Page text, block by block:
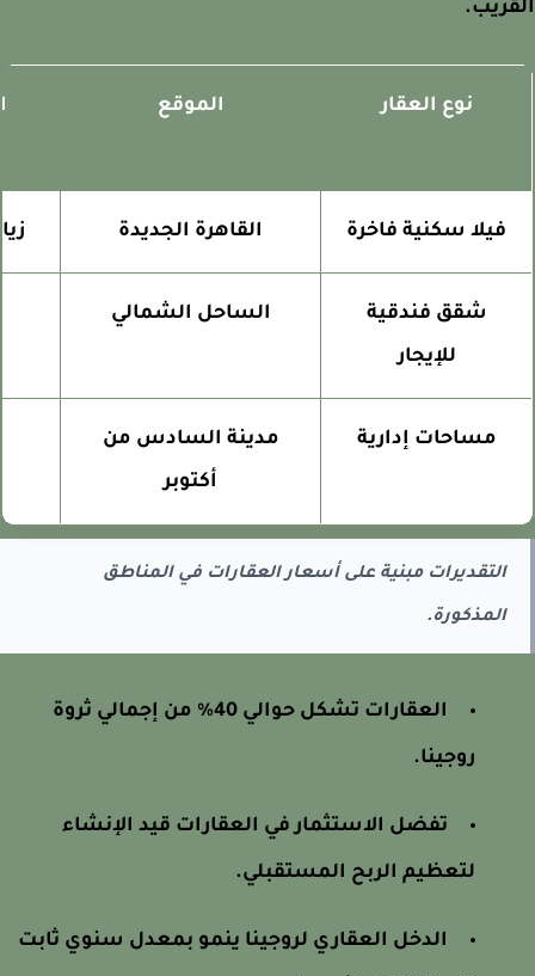
نوع العقار الموقع
فيلا سكنية فاخرة القاهرة الجديدة
شقق فندقية
للإيجار
الساحل الشمالي
مساحات إدارية
مدينة السادس من
أكتوبر
التقديرات مبنية على أسعار العقارات في المناطق
المذكورة.
العقارات تشكل حوالي 40% من إجمالي ثروة
روجينا.
تفضل الاستثمار في العقارات قيد الإنشاء
لتعظيم الربح المستقبلي.
الدخل العقاري لروجينا ينمو بمعدل سنوي ثابت